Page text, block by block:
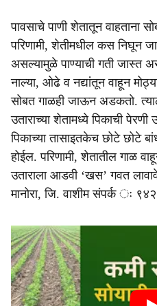
पावसाचे पाणी शेतातून वाहताना
परिणामी, शेतीमधील कस निघून
असल्यामुळे पाण्याची गती जास्त
नाल्या, ओढे व नद्यांतून वाहून
सोबत गाळही जाऊन अडकतो.
उताराच्या शेतामध्ये पिकाची
पिकाच्या तासाइतकेच छोटे छोटे
होईल. परिणामी, शेतातील गाळ
उताराला आडवी ‘खस’ गवत
मानोरा, जि. वाशीम संपर्क ः